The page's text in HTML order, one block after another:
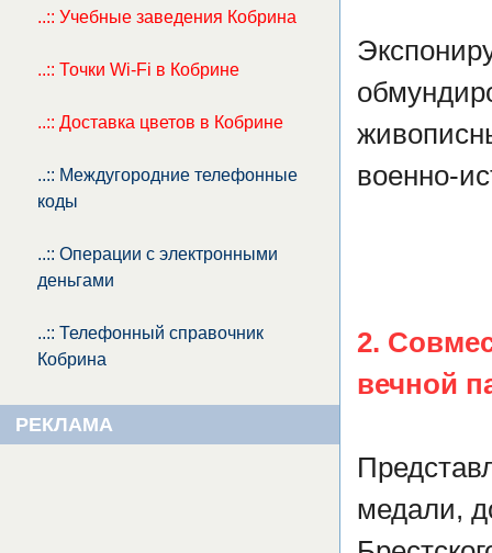
..:: Учебные заведения Кобрина
..:: Точки Wi-Fi в Кобрине
..:: Доставка цветов в Кобрине
..:: Междугородние телефонные
коды
..:: Операции с электронными
деньгами
..:: Телефонный справочник
Кобрина
РЕКЛАМА
военно-
2.
вечной
медали,